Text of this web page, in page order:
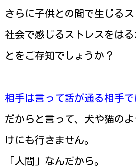
さらに子供との間で生じる
社会で感じるストレスをは
とをご存知でしょうか？
相手は言って話が通る相手で
だからと言って、犬や猫の
けにも行きません。
「人間」なんだから。